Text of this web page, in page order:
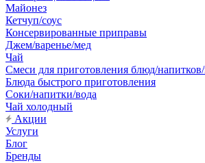
Майонез
Кетчуп/соус
Консервированные приправы
Джем/варенье/мед
Чай
Смеси для приготовления блюд/
Блюда быстрого приготовления
Соки/напитки/вода
Чай холодный
Акции
Услуги
Блог
Бренды